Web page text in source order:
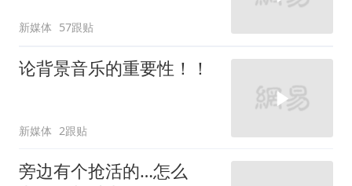
新媒体 57跟贴
论背景音乐的重要性！！
新媒体 2跟贴
旁边有个抢活的…怎么